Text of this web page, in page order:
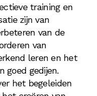
training en
zijn van
van de
van
leren en het
goed gedijen.
het begeleiden